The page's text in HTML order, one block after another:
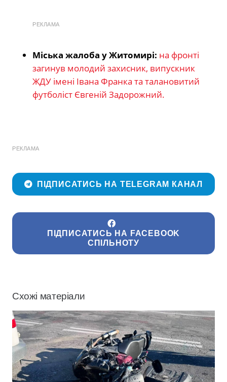
РЕКЛАМА
Міська жалоба у Житомирі: на фронті
загинув молодий захисник, випускник
ЖДУ імені Івана Франка та талановитий
футболіст Євгеній Задорожний.
РЕКЛАМА
ПІДПИСАТИСЬ НА TELEGRAM КАНАЛ
ПІДПИСАТИСЬ НА FACEBOOK
СПІЛЬНОТУ
Схожі матеріали